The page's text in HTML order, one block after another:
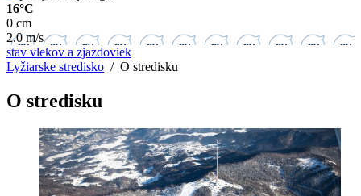
16°C
0 cm
2.0 m/s
stav vlekov a zjazdoviek
Lyžiarske stredisko / O stredisku
O stredisku